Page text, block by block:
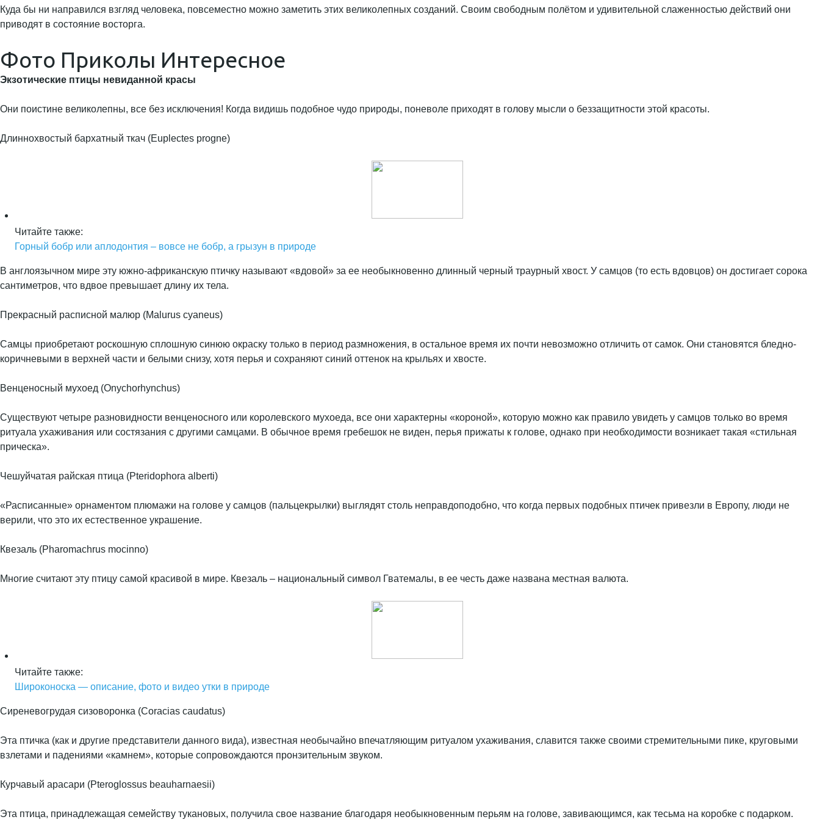
Куда бы ни направился взгляд человека, повсеместно можно заметить этих великолепных созданий. Своим свободным полётом и удивительной слаженностью действий они
приводят в состояние восторга.
Фото Приколы Интересное
Экзотические птицы невиданной красы
Они поистине великолепны, все без исключения! Когда видишь подобное чудо природы, поневоле приходят в голову мысли о беззащитности этой красоты.
Длиннохвостый бархатный ткач (Euplectes progne)
Читайте также:
Горный бобр или аплодонтия – вовсе не бобр, а грызун в природе
В англоязычном мире эту южно-африканскую птичку называют «вдовой» за ее необыкновенно длинный черный траурный хвост. У самцов (то есть вдовцов) он достигает сорока
сантиметров, что вдвое превышает длину их тела.
Прекрасный расписной малюр (Malurus cyaneus)
Самцы приобретают роскошную сплошную синюю окраску только в период размножения, в остальное время их почти невозможно отличить от самок. Они становятся бледно-
коричневыми в верхней части и белыми снизу, хотя перья и сохраняют синий оттенок на крыльях и хвосте.
Венценосный мухоед (Onychorhynchus)
Существуют четыре разновидности венценосного или королевского мухоеда, все они характерны «короной», которую можно как правило увидеть у самцов только во время
ритуала ухаживания или состязания с другими самцами. В обычное время гребешок не виден, перья прижаты к голове, однако при необходимости возникает такая «стильная
прическа».
Чешуйчатая райская птица (Pteridophora alberti)
«Расписанные» орнаментом плюмажи на голове у самцов (пальцекрылки) выглядят столь неправдоподобно, что когда первых подобных птичек привезли в Европу, люди не
верили, что это их естественное украшение.
Квезаль (Pharomachrus mocinno)
Многие считают эту птицу самой красивой в мире. Квезаль – национальный символ Гватемалы, в ее честь даже названа местная валюта.
Читайте также:
Широконоска — описание, фото и видео утки в природе
Сиреневогрудая сизоворонка (Coracias caudatus)
Эта птичка (как и другие представители данного вида), известная необычайно впечатляющим ритуалом ухаживания, славится также своими стремительными пике, круговыми
взлетами и падениями «камнем», которые сопровождаются пронзительным звуком.
Курчавый арасари (Pteroglossus beauharnaesii)
Эта птица, принадлежащая семейству тукановых, получила свое название благодаря необыкновенным перьям на голове, завивающимся, как тесьма на коробке с подарком.